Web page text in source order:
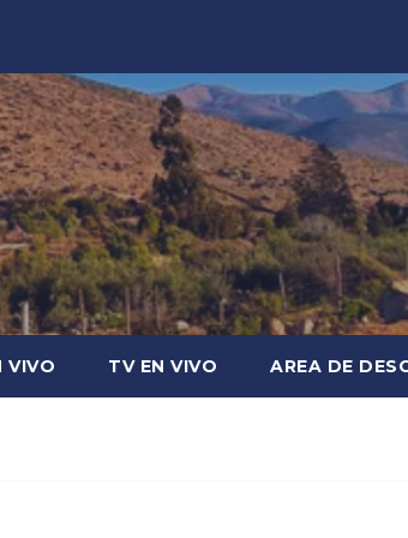
VIVO TV EN VIVO AREA DE